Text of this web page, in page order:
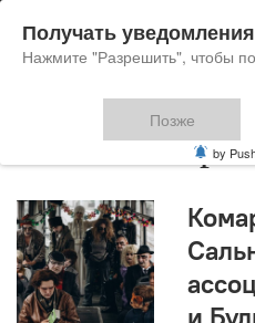
Иван
и
Получать
Нажмите "Разрешить", чтобы
Позже
by